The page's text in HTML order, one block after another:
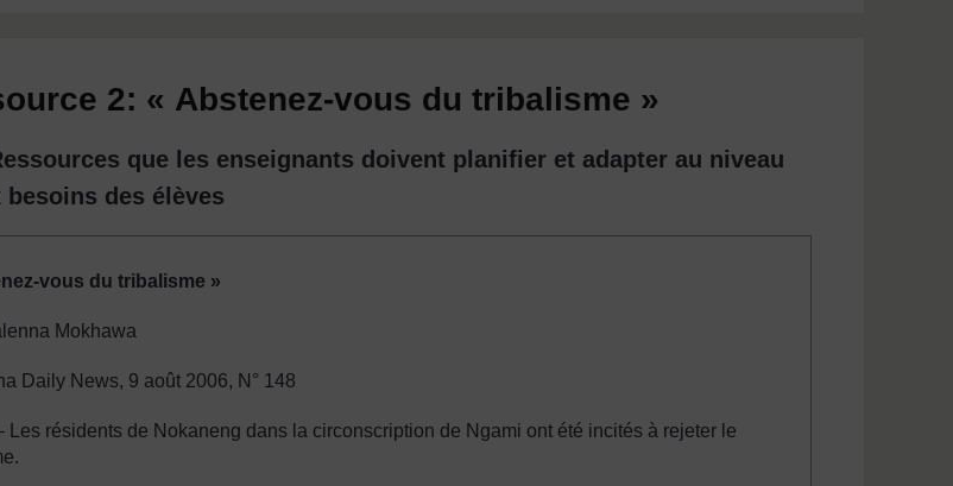
2: « Abstenez-vous du tribalisme »
que les enseignants doivent planifier et adapter au niveau
besoins des élèves
vous du tribalisme »
Mokhawa
Daily News, 9 août 2006, N° 148
Les résidents de Nokaneng dans la circonscription de Ngami ont été incités à rejeter le